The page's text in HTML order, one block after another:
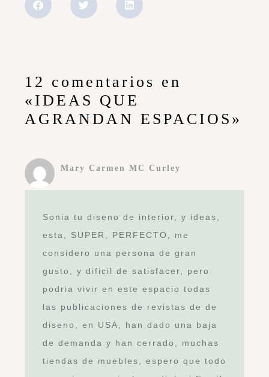
12 comentarios en
«IDEAS QUE
AGRANDAN ESPACIOS»
Mary Carmen MC Curley
Sonia tu diseno de interior, y ideas,
esta, SUPER, PERFECTO, me
considero una persona de gran
gusto, y dificil de satisfacer, pero
podria vivir en este espacio todas
las publicaciones de revistas de de
diseno, en USA, han dado una baja
de demanda y han cerrado, muchas
tiendas de muebles, espero que todo